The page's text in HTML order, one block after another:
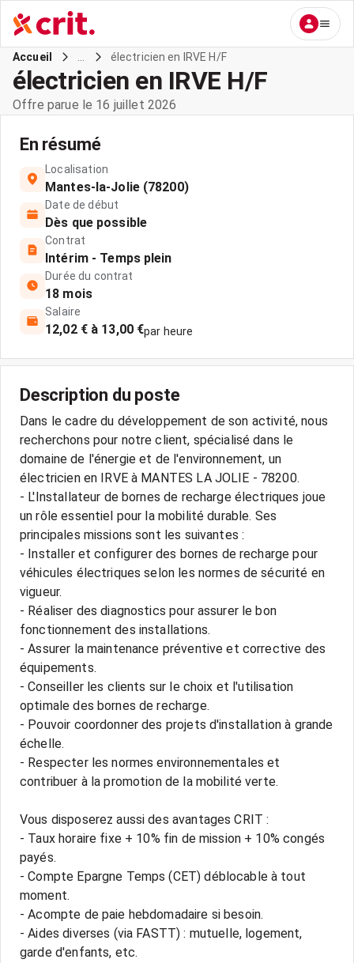
Accueil électricien en IRVE H/F
électricien en IRVE H/F
Offre parue le 16 juillet 2026
En résumé
Localisation
Mantes-la-Jolie (78200)
Date de début
Dès que possible
Contrat
Intérim - Temps plein
Durée du contrat
18 mois
Salaire
12,02 € à 13,00 €par heure
Description du poste
Dans le cadre du développement de son activité, nous
recherchons pour notre client, spécialisé dans le
domaine de l'énergie et de l'environnement, un
électricien en IRVE à MANTES LA JOLIE - 78200.
- L'Installateur de bornes de recharge électriques joue
un rôle essentiel pour la mobilité durable. Ses
principales missions sont les suivantes :
- Installer et configurer des bornes de recharge pour
véhicules électriques selon les normes de sécurité en
vigueur.
- Réaliser des diagnostics pour assurer le bon
fonctionnement des installations.
- Assurer la maintenance préventive et corrective des
équipements.
- Conseiller les clients sur le choix et l'utilisation
optimale des bornes de recharge.
- Pouvoir coordonner des projets d'installation à grande
échelle.
- Respecter les normes environnementales et
contribuer à la promotion de la mobilité verte.
Vous disposerez aussi des avantages CRIT :
- Taux horaire fixe + 10% fin de mission + 10% congés
payés.
- Compte Epargne Temps (CET) déblocable à tout
moment.
- Acompte de paie hebdomadaire si besoin.
- Aides diverses (via FASTT) : mutuelle, logement,
garde d'enfants, etc.